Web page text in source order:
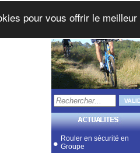
Rouler en sécurité en
Groupe
pour vous offrir le